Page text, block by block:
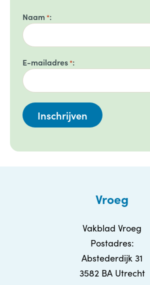
Naam *
E-mailadres*
Vroeg
Vakblad Vroeg
Postadres:
Abstederdijk 31
3582 BA Utrecht